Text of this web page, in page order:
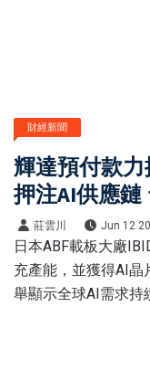
財經新聞
輝達預付款力
押注AI供應鏈
莊雲川 Jun 12
日本ABF載板大廠
充產能，並獲得AI
舉顯示全球AI需求持